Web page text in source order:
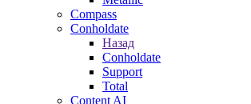
Compass
Conholdate
Назад
Conholdate
Support
Total
Content AI